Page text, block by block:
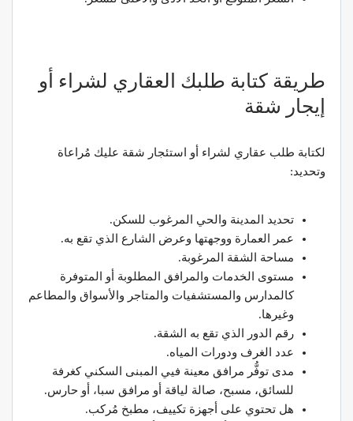
طريقة كتابة طلبك العقاري لشراء أو
إيجار شقة
لكتابة طلب عقاري لشراء أو استئجار شقة عليك مُراعاة
وتحديد:
تحديد المدينة والحي المرغوب للسكن.
عمر العمارة ووجهتها وعرض الشارع الذي تقع به.
مساحة الشقة المرغوبة.
مستوى الخدمات والمرافق المطلوبة أو المتوفرة
كالمدارس والمستشفيات والمتاجر والأسواق والمطاعم
وغيرها.
رقم الدور الذي تقع به الشقة.
عدد الغرف ودورات المياه.
مدى توفُّر مرافق معينة فيي المبنى السكني كغرفة
للسائق، مسبح، صالة لياقة أو مرافق سبا، أو حارس.
هل تحتوي على أجهزة تكييف، مطبخ مُركب.